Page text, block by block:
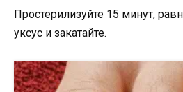
Простерилизуйте 15 минут,
уксус и закатайте.